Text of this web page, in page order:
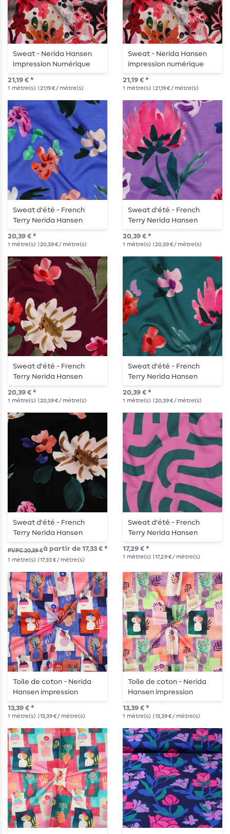
Sweat - Nerida Hansen
Impression Numérique
Rose Gratté
21,19 € *
1 mètre(s) | 21,19 € / mètre(s)
Sweat - Nerida Hansen
impression numérique
rouge brossé
21,19 € *
1 mètre(s) | 21,19 € / mètre(s)
Sweat d'été - French
Terry Nerida Hansen
impression numérique
bleu lilas
20,39 € *
1 mètre(s) | 20,39 € / mètre(s)
Sweat d'été - French
Terry Nerida Hansen
impression numérique
lavande
20,39 € *
1 mètre(s) | 20,39 € / mètre(s)
Sweat d'été - French
Terry Nerida Hansen
impression numérique
rouge vin
20,39 € *
1 mètre(s) | 20,39 € / mètre(s)
Sweat d'été - French
Terry Nerida Hansen
impression numérique
vert pétrole
20,39 € *
1 mètre(s) | 20,39 € / mètre(s)
Sweat d'été - French
Terry Nerida Hansen
impression digitale Noir
PVPC 20,39 €à partir de 17,33 € *
1 mètre(s) | 17,33 € / mètre(s)
Sweat d'été - French
Terry Nerida Hansen
Playful Hortensie
17,29 € *
1 mètre(s) | 17,29 € / mètre(s)
Toile de coton - Nerida
Hansen impression
numérique vases de
fleurs bleu
13,39 € *
1 mètre(s) | 13,39 € / mètre(s)
Toile de coton - Nerida
Hansen impression
numérique vases de
fleurs orange
13,39 € *
1 mètre(s) | 13,39 € / mètre(s)